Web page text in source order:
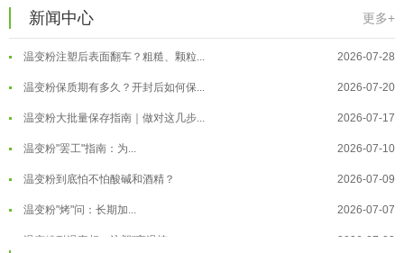
新闻中心 更多+
温变粉适合做热变还是冷变？ 2026-08-04
温变粉注塑后表面翻车？粗糙、颗粒... 2026-07-28
温变粉保质期有多久？开封后如何保... 2026-07-20
温变粉大批量保存指南｜做对这几步... 2026-07-17
温变粉"罢工"指南：为... 2026-07-10
温变粉到底怕不怕酸碱和酒精？ 2026-07-09
温变粉"烤"问：长期加... 2026-07-07
温变粉耐温真相：注塑"高温炼... 2026-07-03